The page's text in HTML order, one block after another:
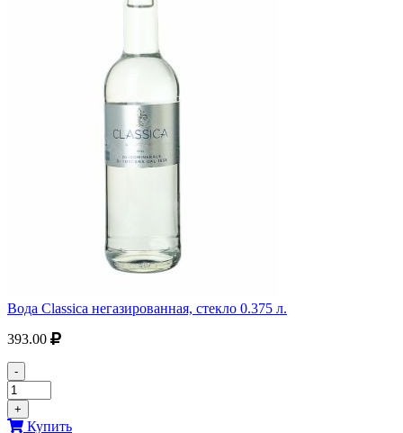
Вода Classica негазированная, стекло 0.375 л.
393.00
-
+
Купить